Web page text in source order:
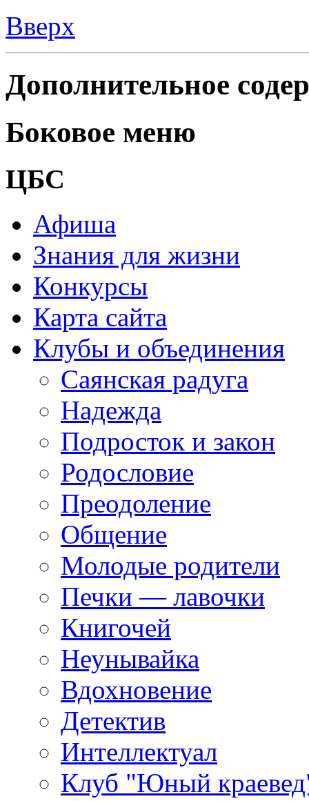
Вверх
Дополнительное
Боковое меню
ЦБС
Афиша
Знания для жизни
Конкурсы
Карта сайта
Клубы и объединения
Саянская радуга
Надежда
Подросток и закон
Родословие
Преодоление
Общение
Молодые родители
Печки — лавочки
Книгочей
Неунывайка
Вдохновение
Детектив
Интеллектуал
Клуб "Юный